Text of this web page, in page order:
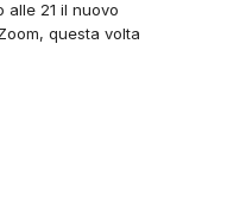
alle 21 il nuovo
questa volta